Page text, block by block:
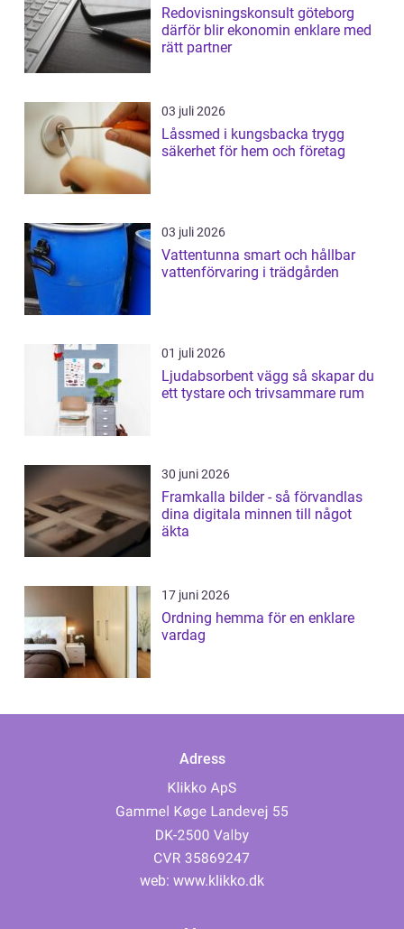
Redovisningskonsult göteborg
därför blir ekonomin enklare med
rätt partner
03 juli 2026
Låssmed i kungsbacka trygg
säkerhet för hem och företag
03 juli 2026
Vattentunna smart och hållbar
vattenförvaring i trädgården
01 juli 2026
Ljudabsorbent vägg så skapar du
ett tystare och trivsammare rum
30 juni 2026
Framkalla bilder - så förvandlas
dina digitala minnen till något
äkta
17 juni 2026
Ordning hemma för en enklare
vardag
Adress
web: www.klikko.dk